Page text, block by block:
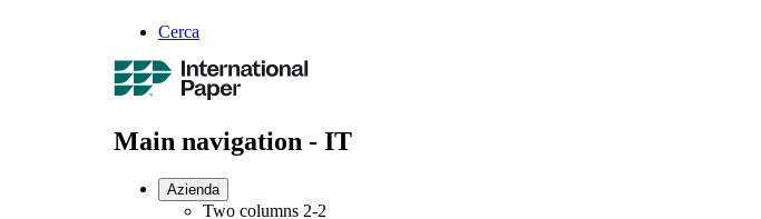
Cerca
Main navigation - IT
Azienda
Two columns 2-2